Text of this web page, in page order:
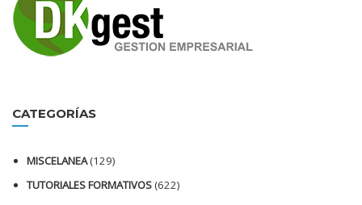
CATEGORÍAS
MISCELANEA(129)
TUTORIALES FORMATIVOS(622)